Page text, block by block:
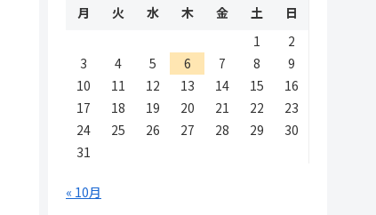
月
火 水 木 金 土
日
1
2
3
4 5 6 7 8
9
10
11 12 13 14 15
16
17
18 19 20 21 22
23
24
25 26 27 28 29
30
31
« 10月